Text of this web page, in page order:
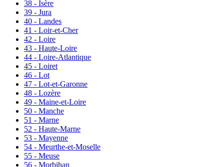
38 - Isère
39 - Jura
40 - Landes
41 - Loir-et-Cher
42 - Loire
43 - Haute-Loire
44 - Loire-Atlantique
45 - Loiret
46 - Lot
47 - Lot-et-Garonne
48 - Lozère
49 - Maine-et-Loire
50 - Manche
51 - Marne
52 - Haute-Marne
53 - Mayenne
54 - Meurthe-et-Moselle
55 - Meuse
56 - Morbihan